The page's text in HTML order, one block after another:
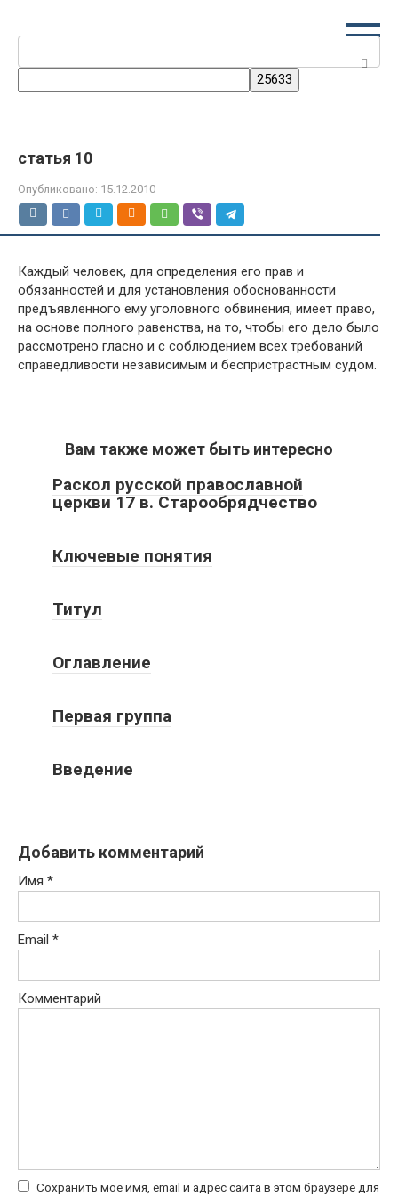
статья 10
Опубликовано: 15.12.2010
Каждый человек, для определения его прав и
обязанностей и для установления обоснованности
предъявленного ему уголовного обвинения, имеет право,
на основе полного равенства, на то, чтобы его дело было
рассмотрено гласно и с соблюдением всех требований
справедливости независимым и беспристрастным судом.
Вам также может быть интересно
Раскол русской православной
церкви 17 в. Старообрядчество
Ключевые понятия
Титул
Оглавление
Первая группа
Введение
Добавить комментарий
Имя *
Email *
Комментарий
Сохранить моё имя, email и адрес сайта в этом браузере для